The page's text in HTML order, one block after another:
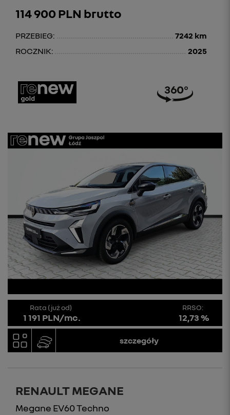
114 900 PLN brutto
PRZEBIEG:
7242 km
ROCZNIK:
2025
Rata (już od)
1 191 PLN/mc.
RRSO:
12,73 %
szczegóły
RENAULT MEGANE
Megane EV60 Techno